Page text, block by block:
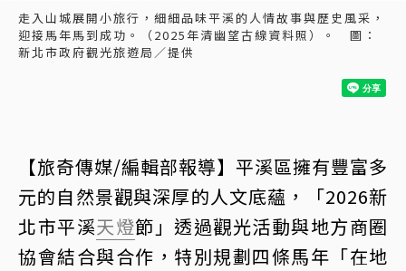
走入山城展開小旅行，細細品味平溪的人情故事與歷史風采，
迎接馬年馬到成功。（2025年清幽望古線資料照）。 圖：
新北市政府觀光旅遊局／提供
【旅奇傳媒/編輯部報導】平溪區擁有豐富多
元的自然景觀與深厚的人文底蘊，「2026新
北市平溪天燈節」透過觀光活動與地方商圈
協會結合與合作，特別規劃四條馬年「在地